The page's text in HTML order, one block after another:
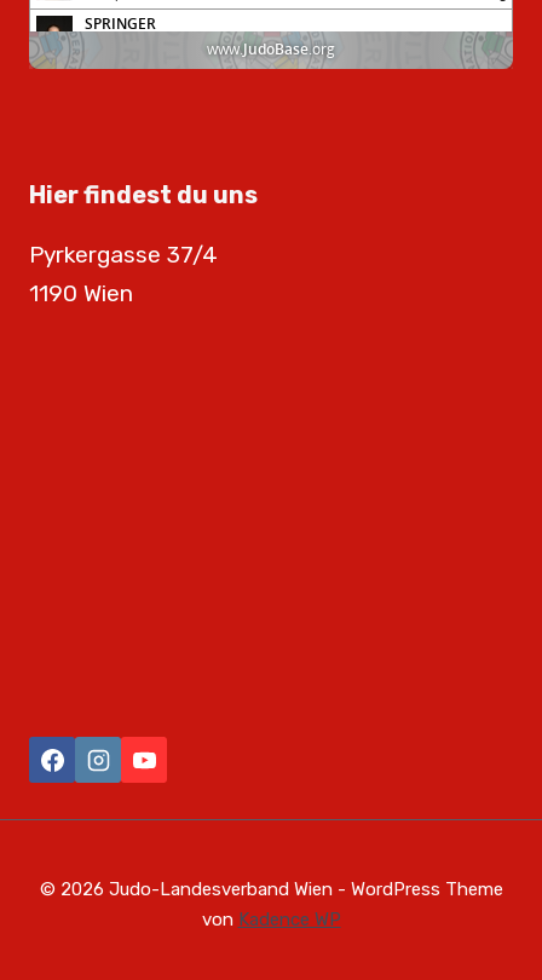
Hier findest du uns
Pyrkergasse 37/4
1190 Wien
© 2026 Judo-Landesverband Wien - WordPress Theme
von Kadence WP